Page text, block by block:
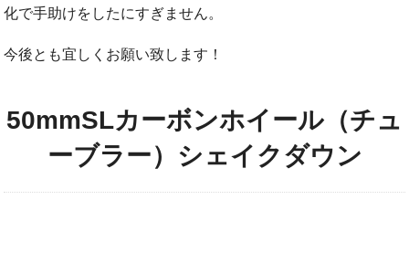
化で手助けをしたにすぎません。
今後とも宜しくお願い致します！
50mmSLカーボンホイール（チュ
ーブラー）シェイクダウン